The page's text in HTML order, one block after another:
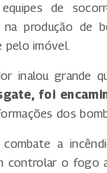
de
na produção de
pelo imóvel.
inalou grande
foi
dos
combate a
controlar o fogo